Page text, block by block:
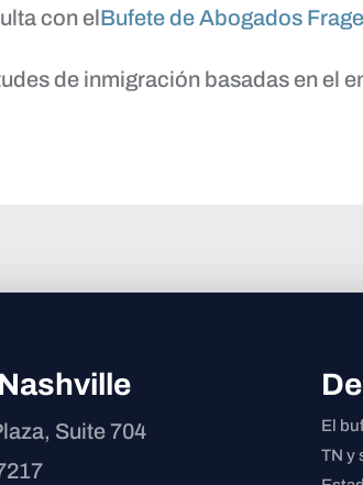
con elBufete de Abogados
de inmigración basadas en el
Suite 704
El
TN y